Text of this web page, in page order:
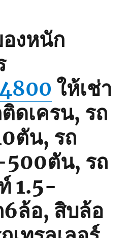
งหนัก
ให้เช่า
ดเครน, รถ
ตัน, รถ
500ตัน, รถ
1.5-
ล้อ, สิบล้อ